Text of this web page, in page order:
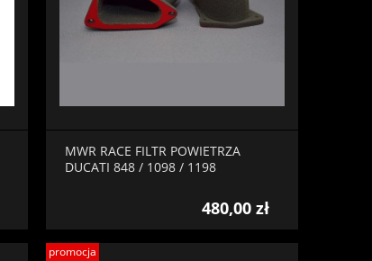
MWR RACE FILTR POWIETRZA
DUCATI 848 / 1098 / 1198
480,00 zł
promocja